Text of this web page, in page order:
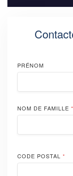
PRÉNOM
NOM DE FAMILLE *
CODE POSTAL *